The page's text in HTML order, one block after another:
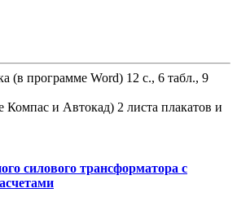
(в программе Word) 12 с., 6 табл., 9
Компас и Автокад) 2 листа плакатов и
силового трансформатора с